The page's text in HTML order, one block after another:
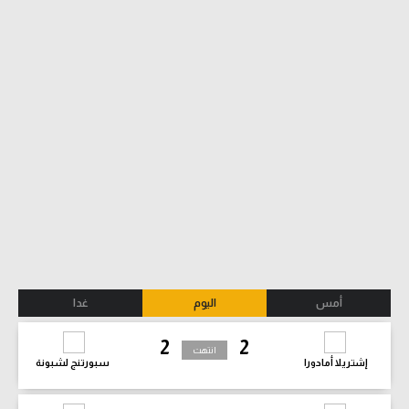
أمس اليوم غدا
2
إشتريلا أمادورا
2
سبورتنج لشبونة
انتهت